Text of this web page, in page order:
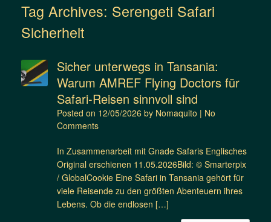
Tag Archives: Serengeti Safari
Sicherheit
Sicher unterwegs in Tansania:
Warum AMREF Flying Doctors für
Safari-Reisen sinnvoll sind
Posted on 12/05/2026 by Nomaquito | No
Comments
In Zusammenarbeit mit Gnade Safaris Englisches
Original erschienen 11.05.2026Bild: © Smarterpix
/ GlobalCookie Eine Safari in Tansania gehört für
viele Reisende zu den größten Abenteuern ihres
Lebens. Ob die endlosen […]